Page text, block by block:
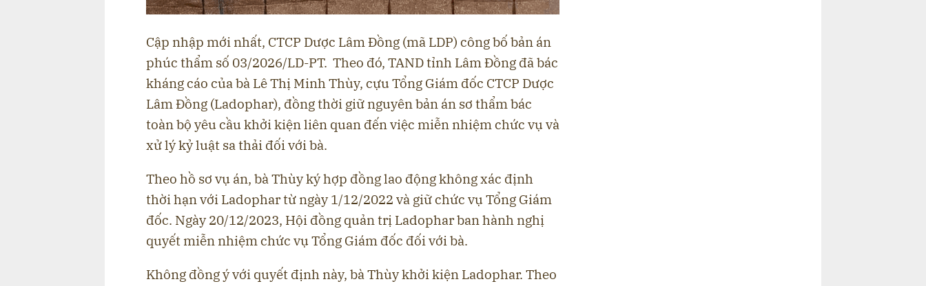
Cập nhập mới nhất, CTCP Dược Lâm Đồng (mã LDP) công bố bản án
phúc thẩm số 03/2026/LD-PT. Theo đó, TAND tỉnh Lâm Đồng đã bác
kháng cáo của bà Lê Thị Minh Thùy, cựu Tổng Giám đốc CTCP Dược
Lâm Đồng (Ladophar), đồng thời giữ nguyên bản án sơ thẩm bác
toàn bộ yêu cầu khởi kiện liên quan đến việc miễn nhiệm chức vụ và
xử lý kỷ luật sa thải đối với bà.
Theo hồ sơ vụ án, bà Thùy ký hợp đồng lao động không xác định
thời hạn với Ladophar từ ngày 1/12/2022 và giữ chức vụ Tổng Giám
đốc. Ngày 20/12/2023, Hội đồng quản trị Ladophar ban hành nghị
quyết miễn nhiệm chức vụ Tổng Giám đốc đối với bà.
Không đồng ý với quyết định này, bà Thùy khởi kiện Ladophar. Theo